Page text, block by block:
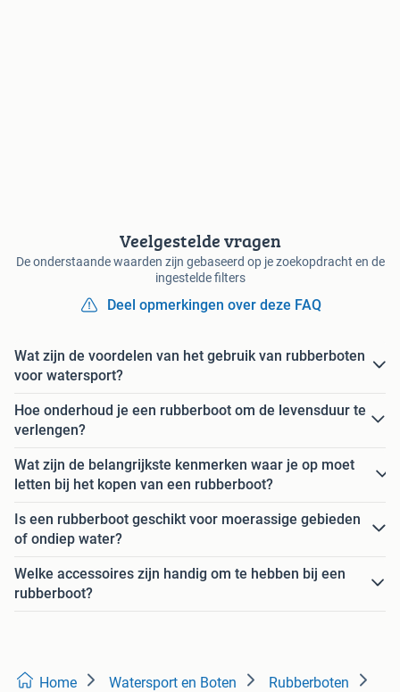
Veelgestelde vragen
De onderstaande waarden zijn gebaseerd op je zoekopdracht en de
ingestelde filters
Deel opmerkingen over deze FAQ
Wat zijn de voordelen van het gebruik van rubberboten
voor watersport?
Hoe onderhoud je een rubberboot om de levensduur te
verlengen?
Wat zijn de belangrijkste kenmerken waar je op moet
letten bij het kopen van een rubberboot?
Is een rubberboot geschikt voor moerassige gebieden
of ondiep water?
Welke accessoires zijn handig om te hebben bij een
rubberboot?
Home Watersport en Boten Rubberboten